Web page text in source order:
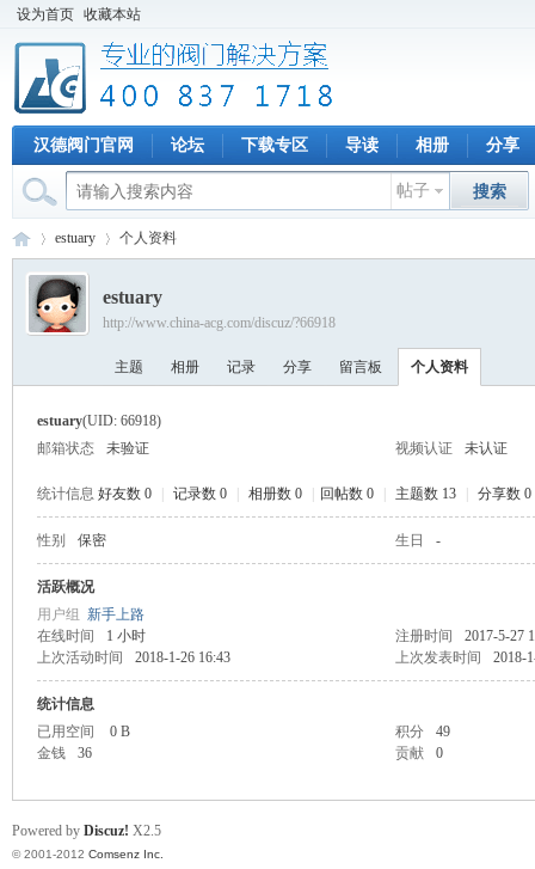
设为首页 收藏本站
汉德阀门官网 论坛 下载专区 导读 相册 分享
帖子 搜索
›
estuary 个人资料
estuary
http://www.china-acg.com/discuz/?66918
主题 相册 记录 分享 留言板 个人资料
estuary(UID: 66918)
邮箱状态
未验证 视频认证 未认证
统计信息 好友数 0 记录数 0 相册数 0 回帖数 0 主题数 13 分享数 0
性别 保密 生日 -
活跃概况
用户组 新手上路
在线时间
1 小时 注册时间
2017-5-27
上次活动时间
2018-1-26 16:43 上次发表时间 2018-
统计信息
已用空间
0 B 积分
49
金钱
36 贡献 0
Powered by Discuz! X2.5
© 2001-2012 Comsenz Inc.